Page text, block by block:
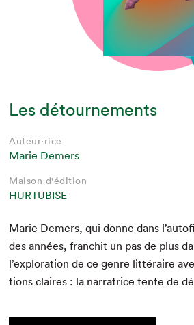
Les détournements
Auteur·rice
Marie Demers
Maison d'édition
HURTUBISE
Marie Demers, qui donne dans
des années, fran­chit un pas de plus
l’exploration de ce genre lit­téraire
tions claires : la nar­ra­trice tente de